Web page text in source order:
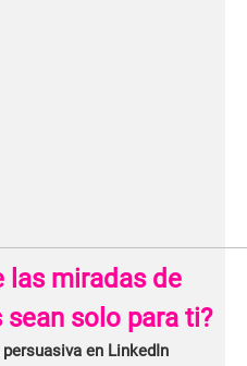
las miradas de
sean solo para ti?
en LinkedIn